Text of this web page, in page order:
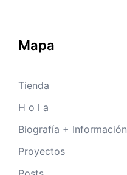
Mapa
Tienda
H o l a
Biografía + Información
Proyectos